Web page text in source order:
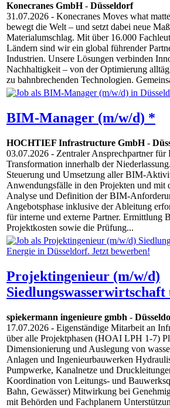
Konecranes GmbH- Düsseldorf
31.07.2026 - Konecranes Moves what
bewegt die Welt – und setzt dabei neue
Materialumschlag. Mit über 16.000
Ländern sind wir ein global führender
Industrien. Unsere Lösungen verbinden
Nachhaltigkeit – von der Optimierung
zu bahnbrechenden Technologien.
BIM-Manager (m/w/d) *
HOCHTIEF Infrastructure GmbH-
03.07.2026 - Zentraler Ansprechpartner
Transformation innerhalb der
Steuerung und Umsetzung aller BIM-
Anwendungsfälle in den Projekten und mit
Analyse und Definition der BIM-
Angebotsphase inklusive der Ableitung
für interne und externe Partner. Ermittlung
Projektkosten sowie die Prüfung...
Projektingenieur (m/w/d)
spiekermann ingenieure gmbh -
17.07.2026 - Eigenständige Mitarbeit an
über alle Projektphasen (HOAI LPH 1-7)
Dimensionierung und Auslegung von
Anlagen und Ingenieurbauwerken
Pumpwerke, Kanalnetze und
Koordination von Leitungs- und
Bahn, Gewässer) Mitwirkung bei
mit Behörden und Fachplanern